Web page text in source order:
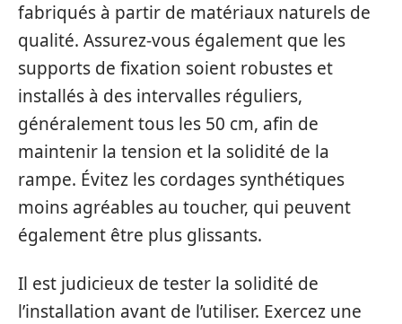
fabriqués à partir de matériaux naturels de
qualité. Assurez-vous également que les
supports de fixation soient robustes et
installés à des intervalles réguliers,
généralement tous les 50 cm, afin de
maintenir la tension et la solidité de la
rampe. Évitez les cordages synthétiques
moins agréables au toucher, qui peuvent
également être plus glissants.
Il est judicieux de tester la solidité de
l’installation avant de l’utiliser. Exercez une